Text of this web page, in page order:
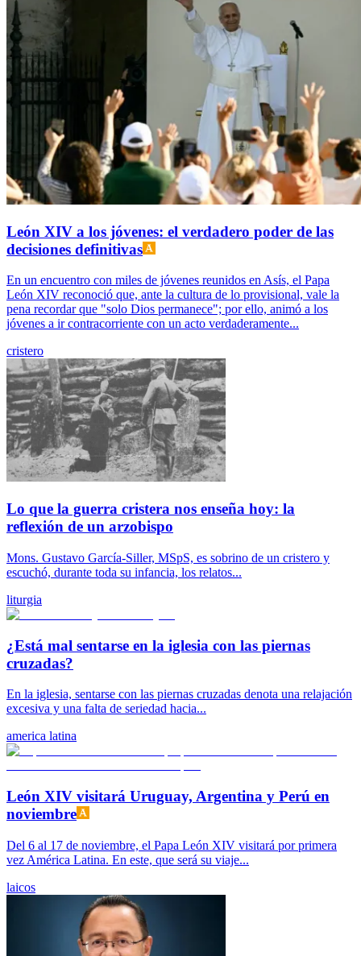
León XIV a los jóvenes: el verdadero poder de las
decisiones definitivas
En un encuentro con miles de jóvenes reunidos en Asís, el Papa
León XIV reconoció que, ante la cultura de lo provisional, vale la
pena recordar que "solo Dios permanece"; por ello, animó a los
jóvenes a ir contracorriente con un acto verdaderamente...
cristero
Lo que la guerra cristera nos enseña hoy: la
reflexión de un arzobispo
Mons. Gustavo García-Siller, MSpS, es sobrino de un cristero y
escuchó, durante toda su infancia, los relatos...
liturgia
¿Está mal sentarse en la iglesia con las piernas
cruzadas?
En la iglesia, sentarse con las piernas cruzadas denota una relajación
excesiva y una falta de seriedad hacia...
america latina
León XIV visitará Uruguay, Argentina y Perú en
noviembre
Del 6 al 17 de noviembre, el Papa León XIV visitará por primera
vez América Latina. En este, que será su viaje...
laicos